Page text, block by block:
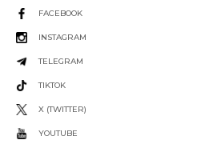
FACEBOOK
INSTAGRAM
TELEGRAM
TIKTOK
X (TWITTER)
YOUTUBE